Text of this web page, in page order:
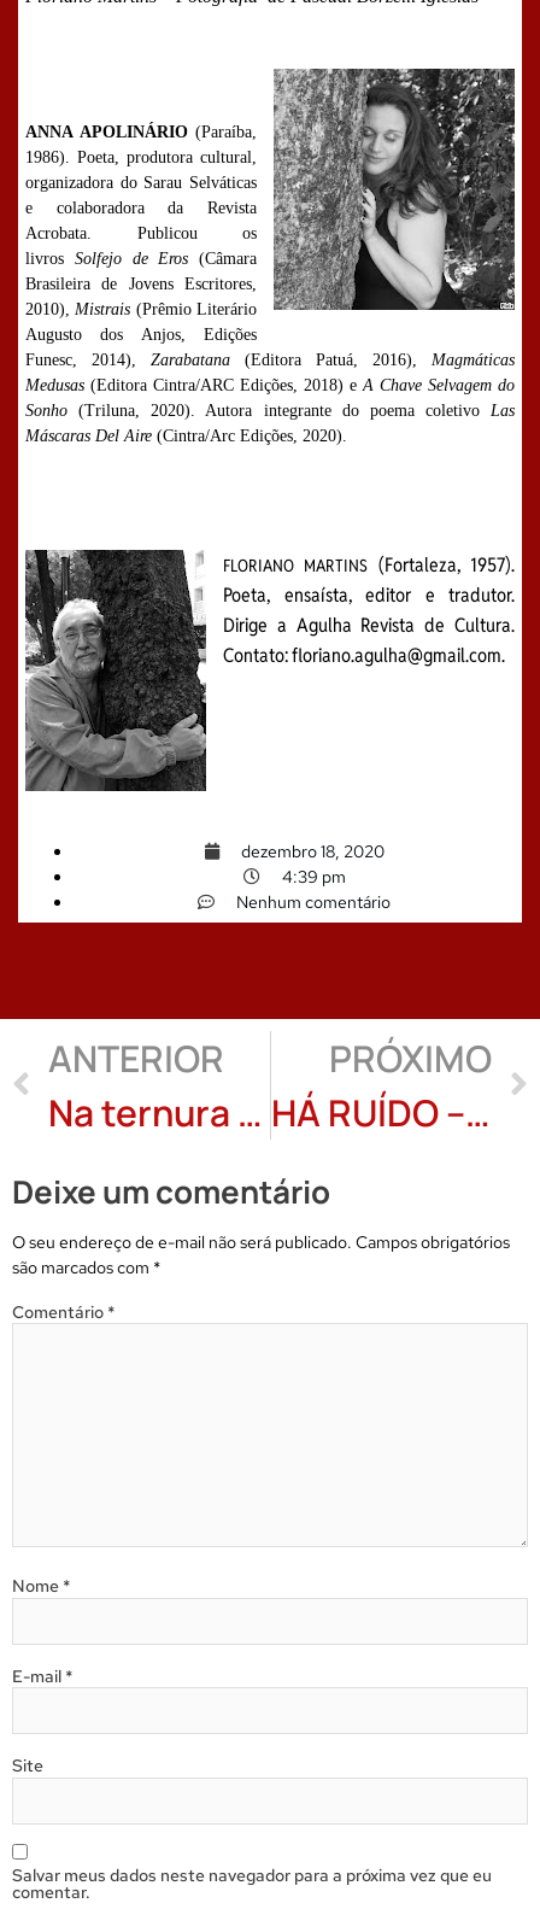
ANNA APOLINÁRIO (Paraíba,
1986). Poeta, produtora cultural,
organizadora do Sarau Selváticas
e colaboradora da Revista
Acrobata. Publicou os
livros Solfejo de Eros (Câmara
Brasileira de Jovens Escritores,
2010),Mistrais (Prêmio Literário
Augusto dos Anjos, Edições
Funesc, 2014), Zarabatana (Editora Patuá, 2016), Magmáticas
Medusas (Editora Cintra/ARC Edições, 2018) eA Chave Selvagem do
Sonho (Triluna, 2020). Autora integrante do poema coletivo Las
Máscaras Del Aire (Cintra/Arc Edições, 2020).
FLORIANO MARTINS (Fortaleza, 1957).
Poeta, ensaísta, editor e tradutor.
Dirige a Agulha Revista de Cultura.
Contato: floriano.agulha@gmail.com.
dezembro 18, 2020
4:39 pm
Nenhum comentário
ANTERIOR
Na ternura das horas – Tere Tavares
PRÓXIMO
HÁ RUÍDO – RENATO SUTTANA
Deixe um comentário
O seu endereço de e-mail não será publicado. Campos obrigatórios
são marcados com *
Comentário *
Nome *
E-mail *
Site
Salvar meus dados neste navegador para a próxima vez que eu
comentar.